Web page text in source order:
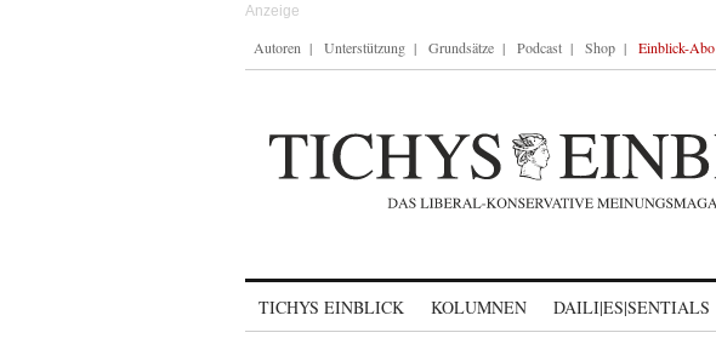
Autoren Unterstützung Grundsätze Podcast Shop Einblick-Abo
TICHYS EINBLICK KOLUMNEN DAILI|ES|SENTIALS